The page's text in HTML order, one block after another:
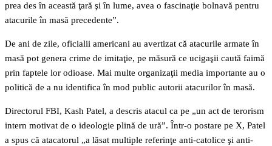
prea des în această ţară şi în lume, avea o fascinaţie bolnavă pentru
atacurile în masă precedente”.
De ani de zile, oficialii americani au avertizat că atacurile armate în
masă pot genera crime de imitaţie, pe măsură ce ucigaşii caută faimă
prin faptele lor odioase. Mai multe organizaţii media importante au o
politică de a nu identifica în mod public autorii atacurilor în masă.
Directorul FBI, Kash Patel, a descris atacul ca pe „un act de terorism
intern motivat de o ideologie plină de ură”. Într-o postare pe X, Patel
a spus că atacatorul „a lăsat multiple referinţe anti-catolice şi anti-